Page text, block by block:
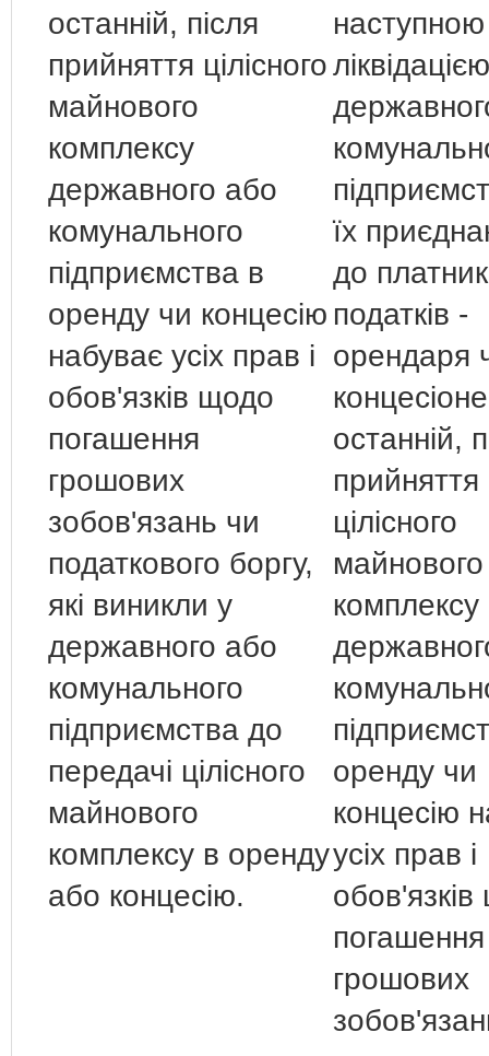
останній, після
прийняття цілісного
майнового
комплексу
державного або
комунального
підприємства в
оренду чи концесію
набуває усіх прав і
обов'язків щодо
погашення
грошових
зобов'язань чи
податкового боргу,
які виникли у
державного або
комунального
підприємства до
передачі цілісного
майнового
комплексу в оренду
або концесію.
наступною
ліквідацією
їх
до
податків -
орендаря
останній,
прийняття
цілісного
майнового
комплексу
оренду чи
концесію
усіх прав і
погашення
грошових